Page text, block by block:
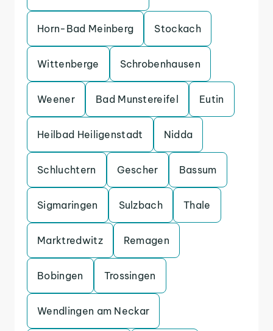
Horn-Bad Meinberg Stockach
Wittenberge Schrobenhausen
Weener Bad Munstereifel Eutin
Heilbad Heiligenstadt Nidda
Schluchtern Gescher Bassum
Sigmaringen Sulzbach Thale
Marktredwitz Remagen
Bobingen Trossingen
Wendlingen am Neckar